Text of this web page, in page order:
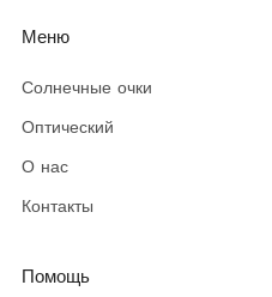
Меню
Солнечные очки
Оптический
О нас
Контакты
Помощь